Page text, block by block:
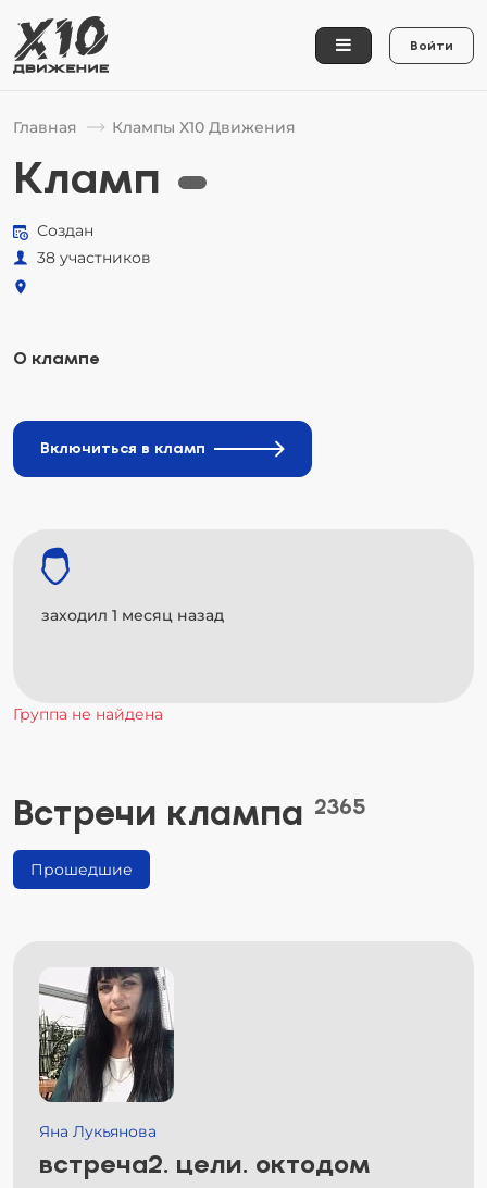
Войти
Главная Клампы Х10 Движения
Кламп
Создан
38 участников
О клампе
Включиться в кламп
заходил 1 месяц назад
Группа не найдена
Встречи клампа 2365
Прошедшие
Яна Лукьянова
встреча2. цели. октодом